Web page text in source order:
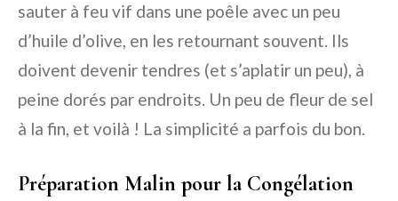
sauter à feu vif dans une poêle avec un peu
d’huile d’olive, en les retournant souvent. Ils
doivent devenir tendres (et s’aplatir un peu), à
peine dorés par endroits. Un peu de fleur de sel
à la fin, et voilà ! La simplicité a parfois du bon.
Préparation Malin pour la Congélation